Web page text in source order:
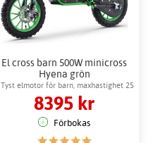
El cross barn 500W minicross
Hyena grön
Tyst elmotor för barn, maxhastighet 25
km/h
8395 kr
Förbokas